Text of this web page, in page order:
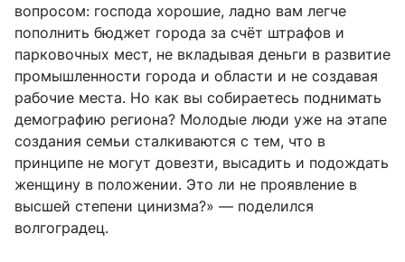
вопросом: господа хорошие, ладно вам легче
пополнить бюджет города за счёт штрафов и
парковочных мест, не вкладывая деньги в развитие
промышленности города и области и не создавая
рабочие места. Но как вы собираетесь поднимать
демографию региона? Молодые люди уже на этапе
создания семьи сталкиваются с тем, что в
принципе не могут довезти, высадить и подождать
женщину в положении. Это ли не проявление в
высшей степени цинизма?» — поделился
волгоградец.